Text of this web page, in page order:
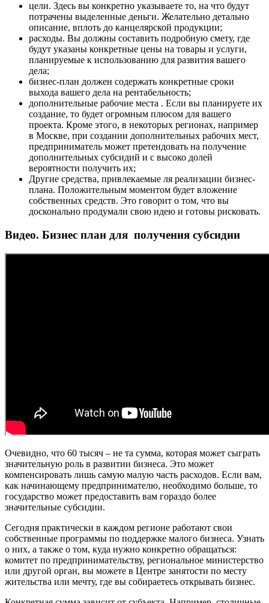
цели. Здесь вы конкретно указываете то, на что будут
потрачены выделенные деньги. Желательно детально
описание, вплоть до канцелярской продукции;
расходы. Вы должны составить подробную смету, где
будут указаны конкретные цены на товары и услуги,
планируемые к использованию для развития вашего
дела;
бизнес-план должен содержать конкретные сроки
выхода вашего дела на рентабельность;
дополнительные рабочие места . Если вы планируете их
создание, то будет огромным плюсом для вашего
проекта. Кроме этого, в некоторых регионах, например
в Москве, при создании дополнительных рабочих мест,
предприниматель может претендовать на получение
дополнительных субсидий и с высоко долей
вероятности получить их;
Другие средства, привлекаемые ля реализации бизнес-
плана. Положительным моментом будет вложение
собственных средств. Это говорит о том, что вы
досконально продумали свою идею и готовы рисковать.
Видео. Бизнес план для получения субсидии
Очевидно, что 60 тысяч – не та сумма, которая может сыграть
значительную роль в развитии бизнеса. Это может
компенсировать лишь самую малую часть расходов. Если вам,
как начинающему предпринимателю, необходимо больше, то
государство может предоставить вам гораздо более
значительные субсидии.
Сегодня практически в каждом регионе работают свои
собственные программы по поддержке малого бизнеса. Узнать
о них, а также о том, куда нужно конкретно обращаться:
комитет по предпринимательству, региональное министерство
или другой орган, вы можете в Центре занятости по месту
жительства или мечту, где вы собираетесь открывать бизнес.